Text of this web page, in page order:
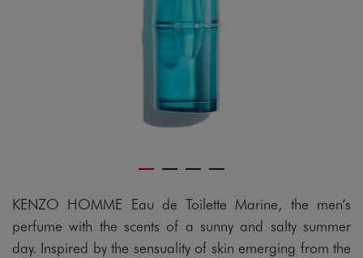
KENZO HOMME Eau de Toilette Marine, the men’s
perfume with the scents of a sunny and salty summer
day. Inspired by the sensuality of skin emerging from the